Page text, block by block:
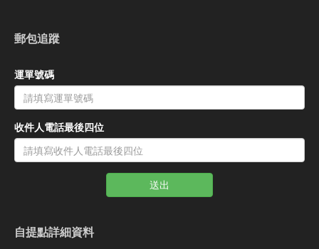
郵包追蹤
運單號碼
收件人電話最後四位
送出
自提點詳細資料